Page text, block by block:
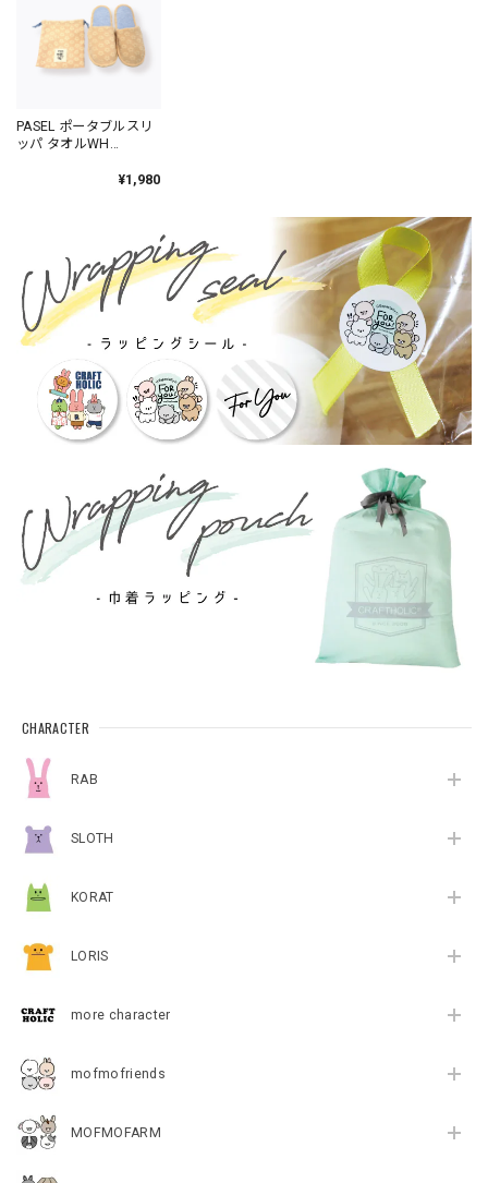
CHARACTER
RAB
SLOTH
KORAT
LORIS
more character
mofmofriends
MOFMOFARM
PASEL ポータブルスリ
ッパ タオルWH
¥1,980